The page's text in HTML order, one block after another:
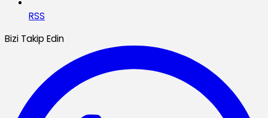
RSS
Bizi Takip Edin